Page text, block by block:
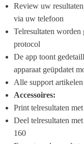
Review uw
via uw telefoon
Telresultaten worden
protocol
De app toont
apparaat geüpdatet
Alle support
Accessoires:
Print telresultaten
Deel telresultaten
160